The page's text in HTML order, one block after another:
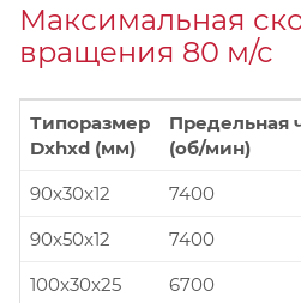
Максимальная
вращения 80 м/с
Типоразмер
Dxhxd (мм)
Предельная
(об/мин)
90x30x12
7400
90x50x12
7400
100x30x25
6700